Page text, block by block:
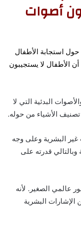
أصوات
حول استجابة الأطفال
الأطفال لا يستجيبون
البدئية التي لا
الأشياء من حوله.
البشرية وعلى وجه
وبالتالي قدرته على
عالمي الصغير. لأنه
البشرية